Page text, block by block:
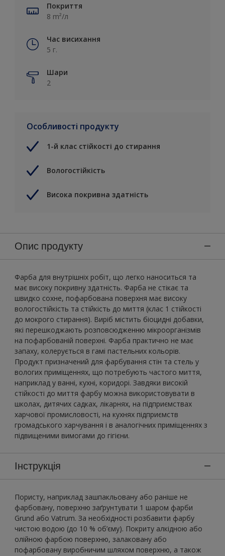
Покриття
8 m²/л
Час висихання
5 г.
Шари
2
Особливості продукту
1-й клас стійкості до стирання
Вологостійкість
Висока покривна здатність
Опис продукту
Фарба для внутрішніх робіт, що легко наноситься та
має високу покривну здатність. Фарба не стікає та
швидко сохне, пофарбована поверхня має високу
вологостійкість та стійкість до миття (клас 1 стійкості
до мокрого стирання). Виріб містить біоцидні добавки,
які перешкоджають розповсюдженню мікроорганізмів
на пофарбованій поверхні. Фарба практично не має
запаху, колерується в гамі пастельних кольорів.
Продукт призначений для фарбування стін та стель у
вологих приміщеннях, що потребують частого миття,
наприклад у ванні, кухні, коридорі. Завдяки високій
стійкості до миття фарбу можна використовувати в
школах, дитячих садках, лікарнях, на підприємствах
харчової промисловості, на кухнях підприємств
громадського харчування і в аналогічних приміщеннях з
підвищеними вимогами до гігієни.
Інструкція
Пористу, наприклад зашпакльовану або раніше не
фарбовану, поверхню заґрунтувати 1 шаром фарби
Grund або Vatrum. За необхідності розбавити фарбу
чистою водою (до 10 % об’єму). Покриту алкідною або
олійною фарбою поверхню, залаковану або
пофарбовану виробничим шляхом поверхню, а також